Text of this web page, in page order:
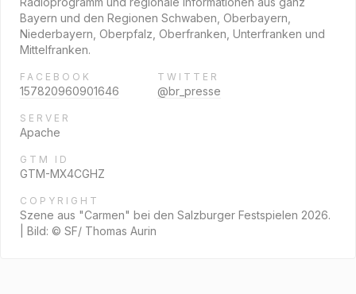
Bayern und den Regionen Schwaben, Oberbayern,
Niederbayern, Oberpfalz, Oberfranken, Unterfranken und
Mittelfranken.
FACEBOOK
157820960901646
TWITTER
@br_presse
SERVER
Apache
GTM ID
GTM-MX4CGHZ
COPYRIGHT
Szene aus "Carmen" bei den Salzburger Festspielen 2026.
| Bild: © SF/ Thomas Aurin